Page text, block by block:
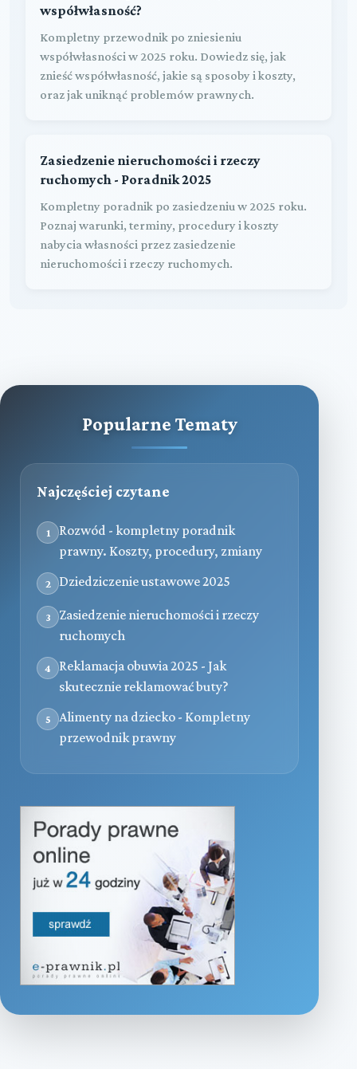
współwłasność?
Kompletny przewodnik po zniesieniu
współwłasności w 2025 roku. Dowiedz się, jak
znieść współwłasność, jakie są sposoby i koszty,
oraz jak uniknąć problemów prawnych.
Zasiedzenie nieruchomości i rzeczy
ruchomych - Poradnik 2025
Kompletny poradnik po zasiedzeniu w 2025 roku.
Poznaj warunki, terminy, procedury i koszty
nabycia własności przez zasiedzenie
nieruchomości i rzeczy ruchomych.
Popularne Tematy
Najczęściej czytane
1
Rozwód - kompletny poradnik
prawny. Koszty, procedury, zmiany
2 Dziedziczenie ustawowe 2025
3
Zasiedzenie nieruchomości i rzeczy
ruchomych
4
Reklamacja obuwia 2025 - Jak
skutecznie reklamować buty?
5
Alimenty na dziecko - Kompletny
przewodnik prawny